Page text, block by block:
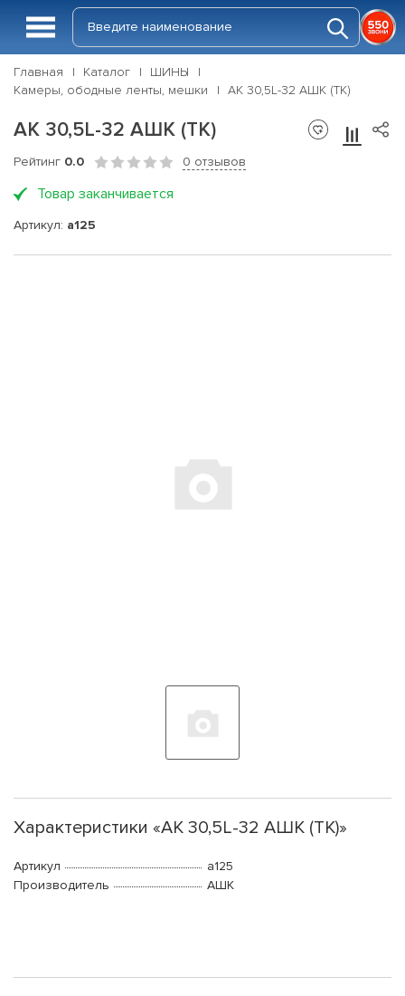
Главная Каталог
ШИНЫ
Камеры, ободные ленты, мешки
АК 30,5L-32 АШК (ТК)
АК 30,5L-32 АШК (ТК)
Рейтинг 0.0 0 отзывов
Товар заканчивается
Артикул: a125
Характеристики «АК 30,5L-32 АШК (ТК)»
Артикул
a125
Производитель
АШК